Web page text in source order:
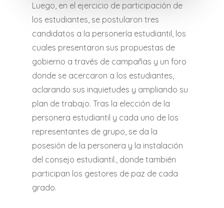
Luego, en el ejercicio de participación de
los estudiantes, se postularon tres
candidatos a la personería estudiantil, los
cuales presentaron sus propuestas de
gobierno a través de campañas y un foro
donde se acercaron a los estudiantes,
aclarando sus inquietudes y ampliando su
plan de trabajo. Tras la elección de la
personera estudiantil y cada uno de los
representantes de grupo, se da la
posesión de la personera y la instalación
del consejo estudiantil., donde también
participan los gestores de paz de cada
grado.